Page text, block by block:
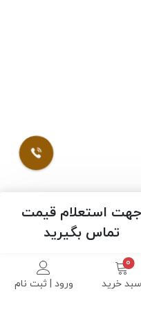
سبد خرید ورود | ثبت نام
جهت استعلام قیمت
تماس بگیرید
سایت فروشگاه اینترنتی